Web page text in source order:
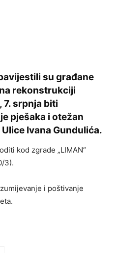
su građane
rekonstrukciji
srpnja biti
pješaka i otežan
Ivana Gundulića.
kod zgrade „LIMAN“
3).
i poštivanje